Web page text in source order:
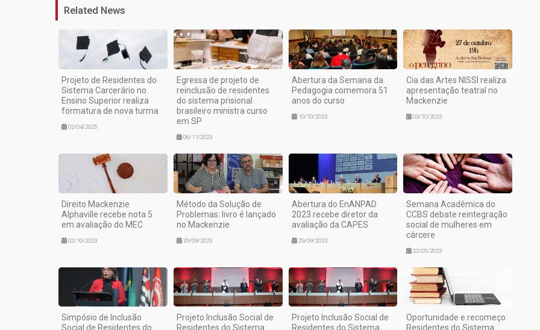
Related News
Projeto de Residentes do
Sistema Carcerário no
Ensino Superior realiza
formatura de nova turma
02/04/2025
Egressa de projeto de
reinclusão de residentes
do sistema prisional
brasileiro ministra curso
em SP
06/11/2023
Abertura da Semana da
Pedagogia comemora 51
anos do curso
10/10/2023
Cia das Artes NISSI realiza
apresentação teatral no
Mackenzie
03/10/2023
Direito Mackenzie
Alphaville recebe nota 5
em avaliação do MEC
02/10/2023
Método da Solução de
Problemas: livro é lançado
no Mackenzie
29/09/2023
Abertura do EnANPAD
2023 recebe diretor da
avaliação da CAPES
29/09/2023
Semana Acadêmica do
CCBS debate reintegração
social de mulheres em
cárcere
22/05/2023
Simpósio de Inclusão
Social de Residentes do
Projeto Inclusão Social de
Residentes do Sistema
Projeto Inclusão Social de
Residentes do Sistema
Oportunidade e recomeço:
Residentes do Sistema